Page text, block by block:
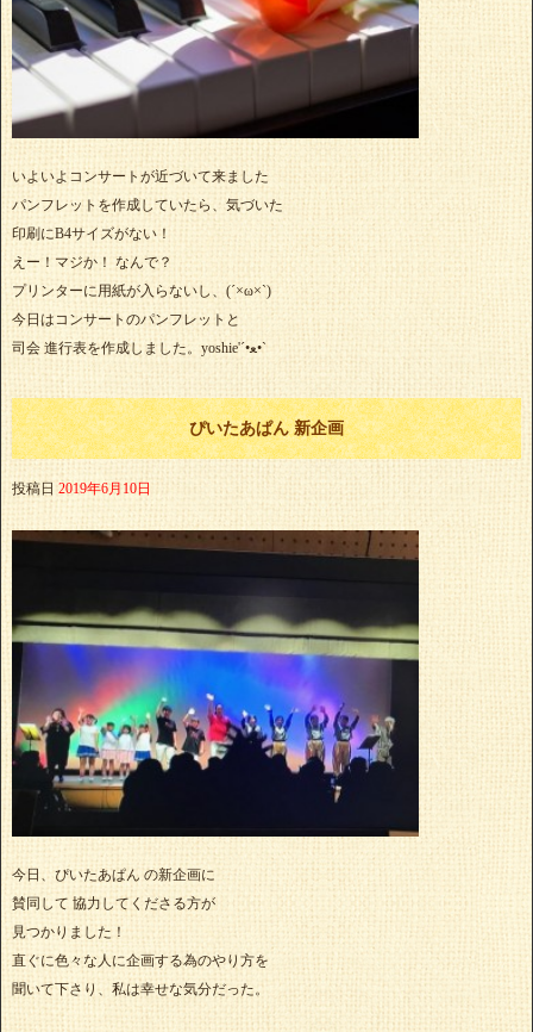
いよいよコンサートが近づいて来ました
パンフレットを作成していたら、気づいた
印刷にB4サイズがない！
えー！マジか！ なんで？
プリンターに用紙が入らないし、(´×ω×`)
今日はコンサートのパンフレットと
司会 進行表を作成しました。yoshie'‎´•ﻌ•`
ぴいたあぱん 新企画
投稿日 2019年6月10日
今日、ぴいたあぱん の新企画に
賛同して 協力してくださる方が
見つかりました！
直ぐに色々な人に企画する為のやり方を
聞いて下さり、私は幸せな気分だった。